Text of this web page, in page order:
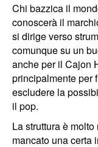
Chi bazzica il
conoscerà il
si dirige verso
comunque su un
anche per il Cajon
principalmente per
escludere la
il pop.
La struttura è
mancato una certa